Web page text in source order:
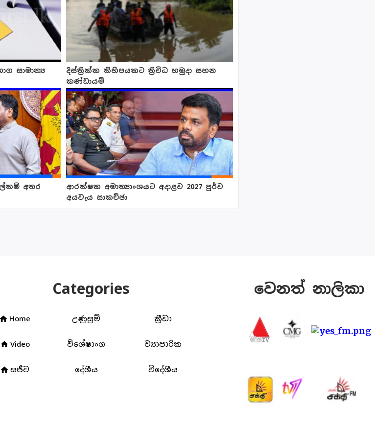
සාමාන්‍ය
දිස්ත්‍රික්ක කිහිපයකට ත්‍රිවිධ හමුදා සහන
කණ්ඩායම්
අතර
ආරක්ෂක අමාත්‍යාංශයට අදාළව 2027 පූර්ව
අයවැය සාකච්ඡා
Categories
home Home උණුසුම් ක්‍රීඩා
home Video විශේෂාංග ව්‍යාපාරික
home සජීව දේශීය විදේශීය
වෙනත් නාලිකා